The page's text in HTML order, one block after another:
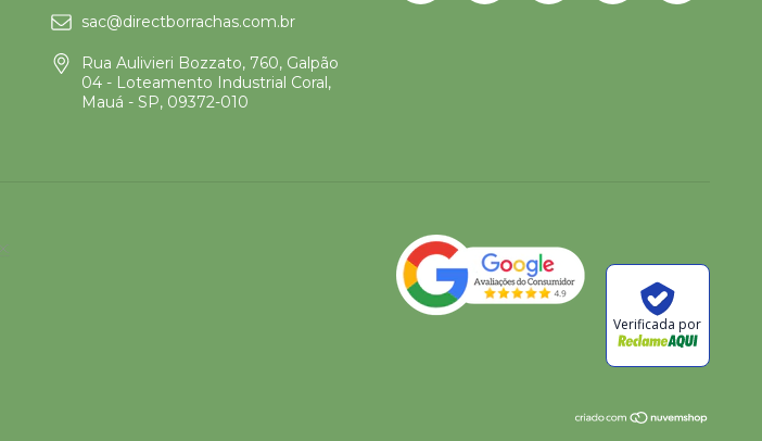
sac@directborrachas.com.br
Rua Aulivieri Bozzato, 760, Galpão
04 - Loteamento Industrial Coral,
Mauá - SP, 09372-010
Verificada por